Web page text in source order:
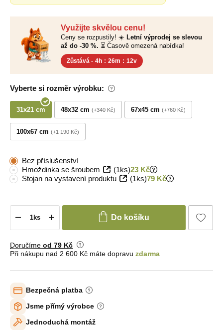
Využijte skvělou cenu!
Ceny se rozpustily! ☀️ Letní výprodej se slevou
až do -30 %. ⏳ Časově omezená nabídka!
Zůstává - 4h : 26m : 11v
Vyberte si rozměr výrobku:
31x21 cm 48x32 cm +340 Kč 67x45 cm +760 Kč
100x67 cm +1 190 Kč
Bez příslušenství
Hmoždinka se šroubem
(1ks)23 Kč
Stojan na vystavení produktu
(1ks)79 Kč
Do košíku
Doručíme od 79 Kč
Při nákupu nad 2 600 Kč máte dopravu zdarma
Bezpečná platba
Jsme přímý výrobce
Jednoduchá montáž